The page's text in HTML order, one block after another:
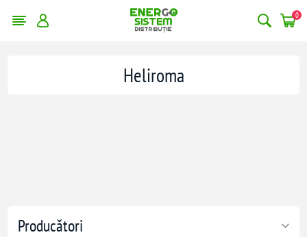
0
Producători
Heliroma